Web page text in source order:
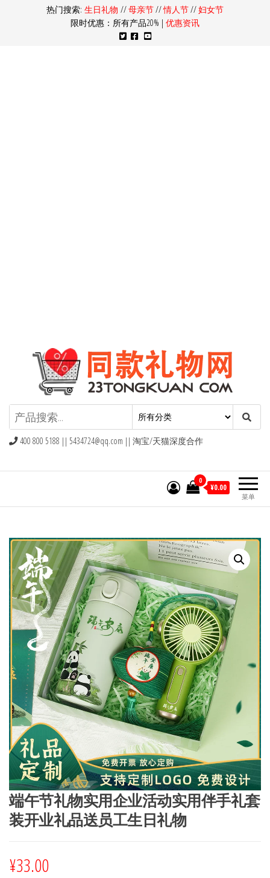
热门搜索: 生日礼物 //母亲节//情人节//妇女节
限时优惠：所有产品20% | 优惠资讯
同款礼物礼品网
400 800 5188 || 5434724@qq.com || 淘宝/天猫深度合作
菜单
0
¥0.00
端午节礼物实用企业活动实用伴手礼套
装开业礼品送员工生日礼物
¥33.00